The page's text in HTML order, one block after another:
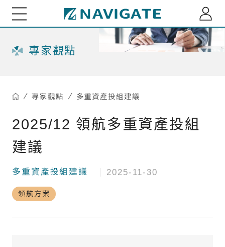
展新證券投資顧問股份有限公司 Navigate
關於我們
每月市場趨勢剖析
小老闆投資瞭望台
小老闆聊商業萬象
多重資產投組建議
精選台股投組建議
綜觀全球
全球資金流向脈動
海外股債ETF觀測
基金資訊
重大訊息
專家觀點
專家觀點 多重資產投組建議
2025/12 領航多重資產投組
建議
多重資產投組建議 2025-11-30
領航方案